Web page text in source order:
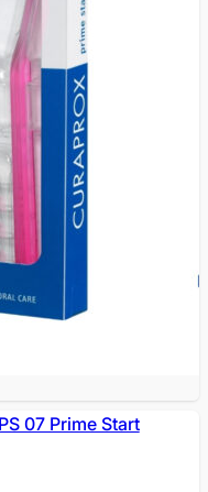
07 Prime Start